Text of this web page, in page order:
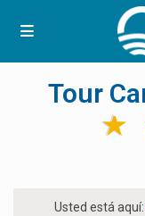
Tour
★
★
Usted está aquí: